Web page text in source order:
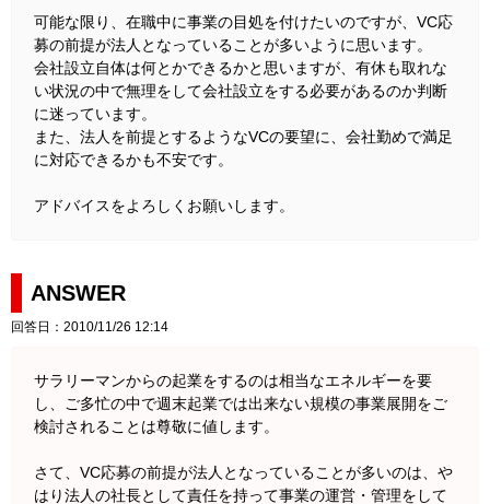
可能な限り、在職中に事業の目処を付けたいのですが、VC応
募の前提が法人となっていることが多いように思います。
会社設立自体は何とかできるかと思いますが、有休も取れな
い状況の中で無理をして会社設立をする必要があるのか判断
に迷っています。
また、法人を前提とするようなVCの要望に、会社勤めで満足
に対応できるかも不安です。
アドバイスをよろしくお願いします。
ANSWER
回答日：2010/11/26 12:14
サラリーマンからの起業をするのは相当なエネルギーを要
し、ご多忙の中で週末起業では出来ない規模の事業展開をご
検討されることは尊敬に値します。
さて、VC応募の前提が法人となっていることが多いのは、や
はり法人の社長として責任を持って事業の運営・管理をして